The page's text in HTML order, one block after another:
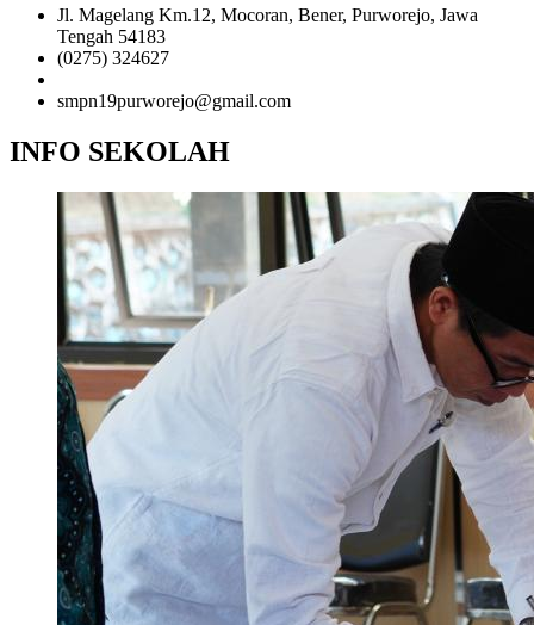
Jl. Magelang Km.12, Mocoran, Bener, Purworejo, Jawa
Tengah 54183
(0275) 324627
smpn19purworejo@gmail.com
INFO SEKOLAH